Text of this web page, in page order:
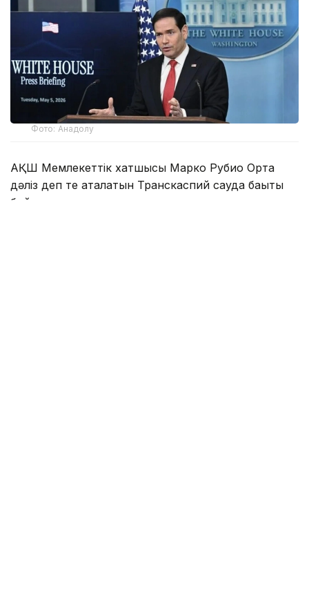
Фото: Анадолу
АҚШ Мемлекеттік хатшысы Марко Рубио Орта
дәліз деп те аталатын Транскаспий сауда бағыты
бойындағы жеке сектор инвестицияларына қолдау